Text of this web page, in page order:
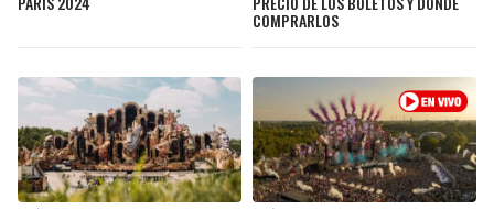
COMPRARLOS